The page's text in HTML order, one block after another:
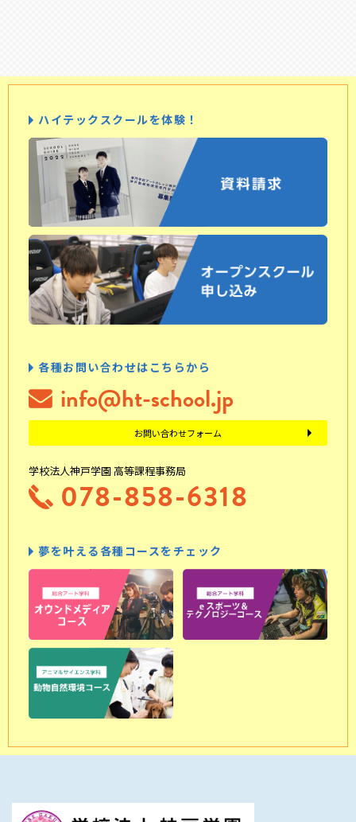
ハイテックスクールを体験！
各種お問い合わせはこちらから
info@ht-school.jp
お問い合わせフォーム
学校法人神戸学園 高等課程事務局
078-858-6318
夢を叶える各種コースをチェック